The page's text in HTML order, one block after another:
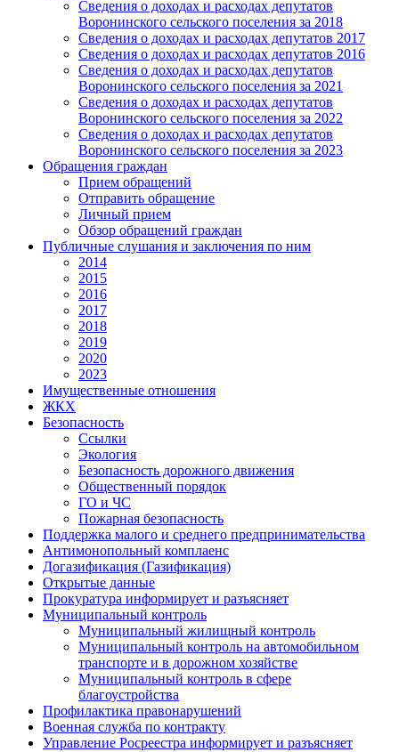
Сведения о доходах и расходах депутатов
Воронинского сельского поселения за 2018
Сведения о доходах и расходах депутатов 2017
Сведения о доходах и расходах депутатов 2016
Сведения о доходах и расходах депутатов
Воронинского сельского поселения за 2021
Сведения о доходах и расходах депутатов
Воронинского сельского поселения за 2022
Сведения о доходах и расходах депутатов
Воронинского сельского поселения за 2023
Обращения граждан
Прием обращений
Отправить обращение
Личный прием
Обзор обращений граждан
Публичные слушания и заключения по ним
2014
2015
2016
2017
2018
2019
2020
2023
Имущественные отношения
ЖКХ
Безопасность
Ссылки
Экология
Безопасность дорожного движения
Общественный порядок
ГО и ЧС
Пожарная безопасность
Поддержка малого и среднего предпринимательства
Антимонопольный комплаенс
Догазификация (Газификация)
Открытые данные
Прокуратура информирует и разъясняет
Муниципальный контроль
Муниципальный жилищный контроль
Муниципальный контроль на автомобильном
транспорте и в дорожном хозяйстве
Муниципальный контроль в сфере
благоустройства
Профилактика правонарушений
Военная служба по контракту
Управление Росреестра информирует и разъясняет